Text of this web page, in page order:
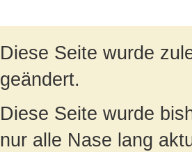
Diese Seite wurde
geändert.
Diese Seite wurde
nur alle Nase lang